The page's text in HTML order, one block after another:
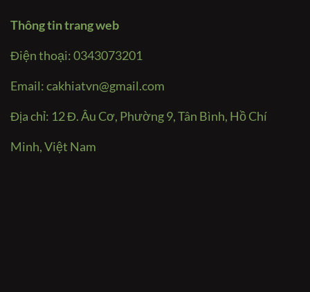
Thông tin trang web
Điện thoại: 0343073201
Email:cakhiatvn@gmail.com
Địa chỉ: 12 Đ. Âu Cơ, Phường 9, Tân Bình, Hồ Chí
Minh, Việt Nam